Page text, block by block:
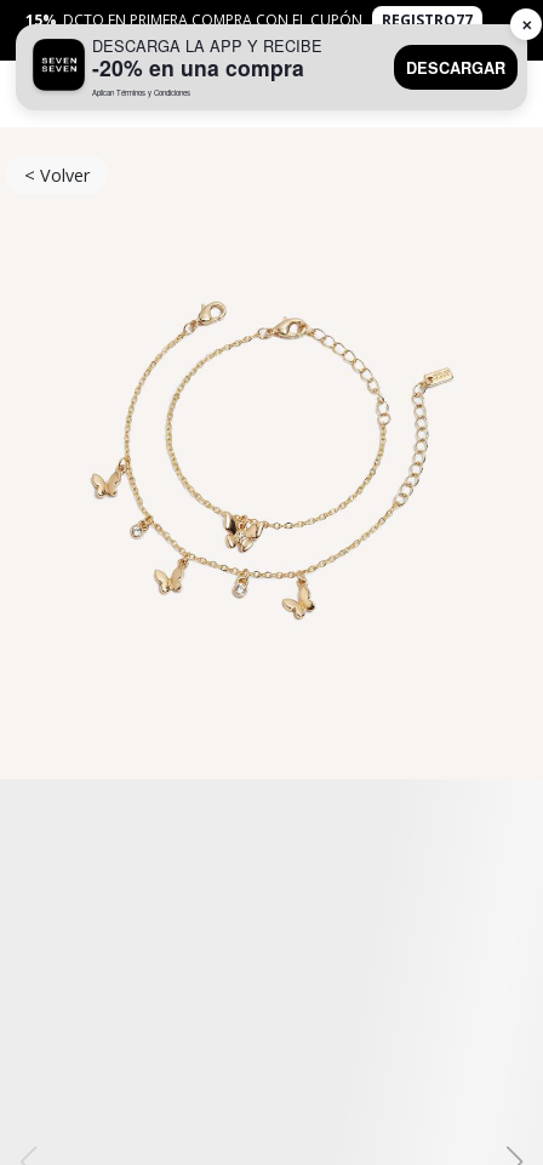
15% DCTO EN PRIMERA COMPRA CON EL CUPÓN
REGISTRO77
APLICANTYC
< Volver
DESCARGA LA APP Y RECIBE
-20% en una compra
Aplican Términos y Condiciones
DESCARGAR
✕